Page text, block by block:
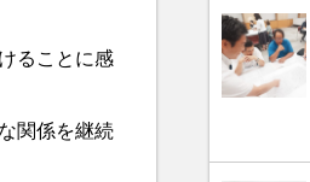
ることに感
関係を継続